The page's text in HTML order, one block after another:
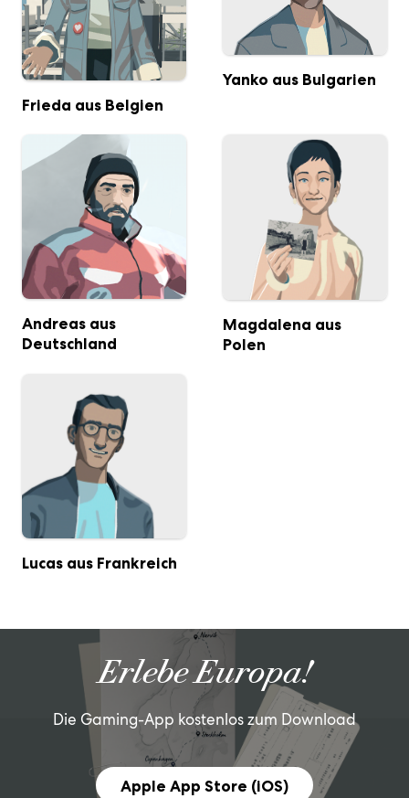
Frieda aus Belgien
Yanko aus Bulgarien
Andreas aus
Deutschland
Magdalena aus
Polen
Lucas aus Frankreich
Erlebe Europa!
Die Gaming-App kostenlos zum Download
Apple App Store (iOS)